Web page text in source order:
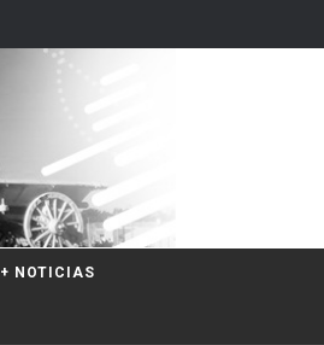
+ NOTICIAS